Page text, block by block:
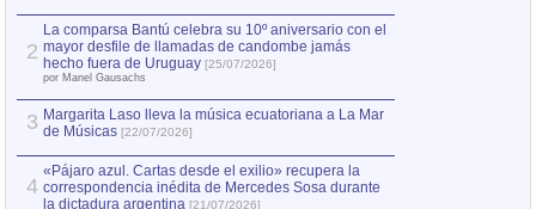
2
La comparsa Bantú celebra su 10º aniversario con el
mayor desfile de llamadas de candombe jamás
hecho fuera de Uruguay [25/07/2026]
por Manel Gausachs
3 Margarita Laso lleva la música ecuatoriana a La Mar
de Músicas [22/07/2026]
4
«Pájaro azul. Cartas desde el exilio» recupera la
correspondencia inédita de Mercedes Sosa durante
la dictadura argentina [21/07/2026]